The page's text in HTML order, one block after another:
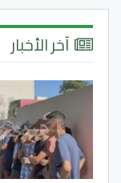
آخر الأخبار